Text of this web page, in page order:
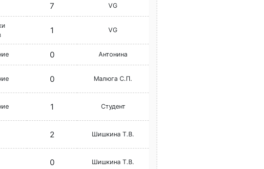
7 VG
1 VG
0 Антонина
0 Малюга С.П.
1 Студент
2 Шишкина Т.В.
0 Шишкина Т.В.